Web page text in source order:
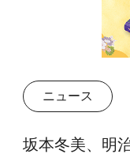
ニュース
坂本冬美、明